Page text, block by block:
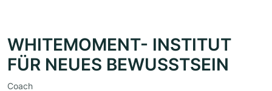
WHITEMOMENT- INSTITUT
FÜR NEUES BEWUSSTSEIN
Coach